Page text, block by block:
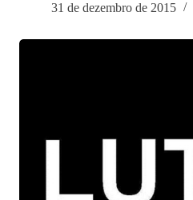
31 de dezembro de 2015